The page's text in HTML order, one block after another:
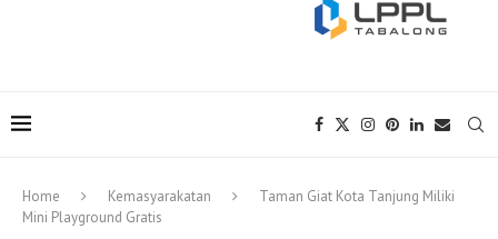
Home Kemasyarakatan
Taman Giat Kota Tanjung Miliki
Mini Playground Gratis